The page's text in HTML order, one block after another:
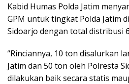
Kabid Humas Polda Jatim
GPM untuk tingkat Polda Jatim
Sidoarjo dengan total distribusi
“Rinciannya, 10 ton disalurkan
Jatim dan 50 ton oleh Polresta
dilakukan baik secara statis